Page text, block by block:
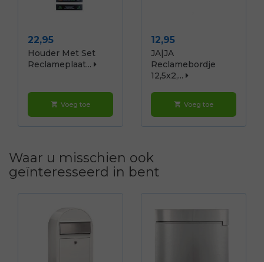
Prijs
22,95
Houder Met Set
Reclameplaat...
shopping_cart Voeg toe
Prijs
12,95
JA|JA
Reclamebordje
12,5x2,...
shopping_cart Voeg toe
Waar u misschien ook
geïnteresseerd in bent